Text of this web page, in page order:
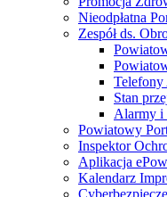
Nieodpłatna
Zespół ds.
Stan
Alarmy i
Powiatowy
Inspektor
Aplikacja
Kalendarz